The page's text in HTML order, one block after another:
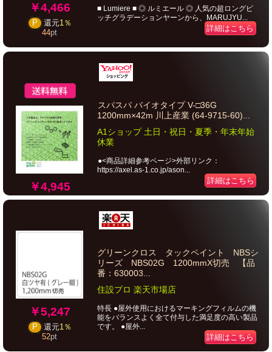
￥4,466
P 還元1％
44pt
■ Lumiere ■ ◎ ルミエール ◎ 人気の超ロングピ
ッチグラデーションヤーンから、MARUJYU...
詳細はこちら
￥4,945
スパスパ バイオタイプ V-□36G
1200mm×42m 川上産業 (64-9715-60)...
A1ショップ 土日・祝日・夏季・年末年始
休業
●<商品詳細参考ページ>外部リンク：
https://axel.as-1.co.jp/ason...
詳細はこちら
￥5,247
P 還元1％
52pt
グリーンクロス タックペイント NBSシ
リーズ NBS02G 1200mmX切売 【品
番：630003...
住設プロ 楽天市場店
特長 ●屋外使用におけるマーキングフィルムの機
能をバランスよく全て付与した満足度の高い製品
です。 ●屋外...
詳細はこちら